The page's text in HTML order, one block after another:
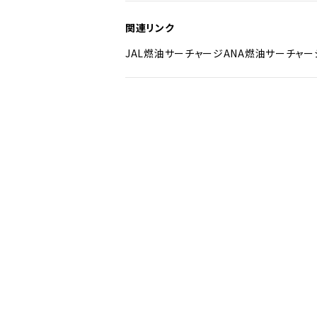
関連リンク
JAL燃油サーチャージANA燃油サーチャー